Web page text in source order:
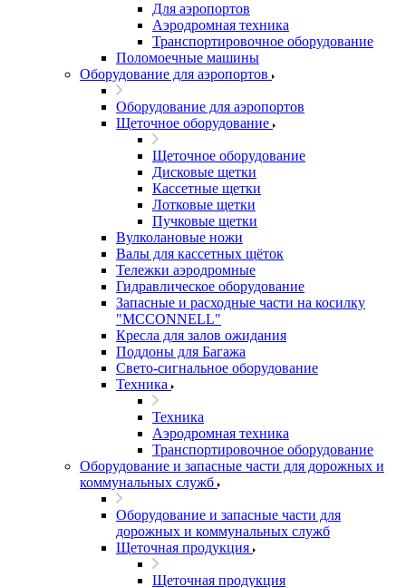
Для аэропортов
Аэродромная техника
Транспортировочное оборудование
Поломоечные машины
Оборудование для аэропортов
Оборудование для аэропортов
Щеточное оборудование
Щеточное оборудование
Дисковые щетки
Кассетные щетки
Лотковые щетки
Пучковые щетки
Вулколановые ножи
Валы для кассетных щёток
Тележки аэродромные
Гидравлическое оборудование
Запасные и расходные части на косилку
"MCCONNELL"
Кресла для залов ожидания
Поддоны для Багажа
Свето-сигнальное оборудование
Техника
Техника
Аэродромная техника
Транспортировочное оборудование
Оборудование и запасные части для дорожных и
коммунальных служб
Оборудование и запасные части для
дорожных и коммунальных служб
Щеточная продукция
Щеточная продукция